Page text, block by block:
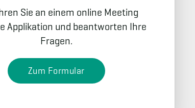
Sie an einem online Meeting
Applikation und beantworten Ihre
Fragen.
Zum Formular